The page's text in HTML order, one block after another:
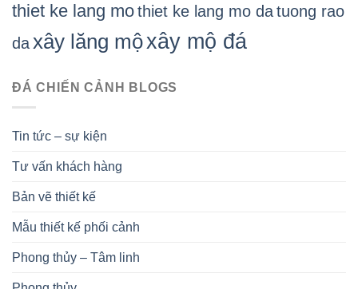
thiet ke lang mothiet ke lang mo datuong rao
daxây lăng mộxây mộ đá
ĐÁ CHIẾN CẢNH BLOGS
Tin tức – sự kiện
Tư vấn khách hàng
Bản vẽ thiết kế
Mẫu thiết kế phối cảnh
Phong thủy – Tâm linh